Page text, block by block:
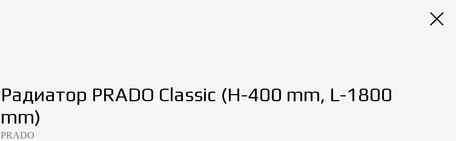
Радиатор PRADO Classic (H-400 mm, L-1800
mm)
PRADO